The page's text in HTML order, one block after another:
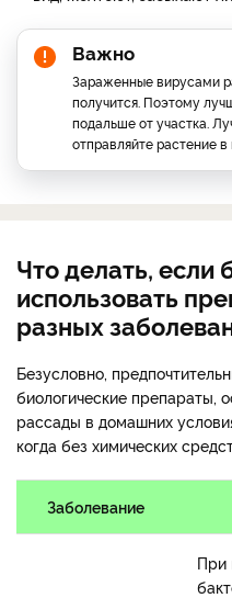
Важно
Зараженные вирусами
получится. Поэтому
подальше от участка.
отправляйте растение
Что делать, если
использовать
разных
Безусловно,
биологические препараты,
рассады в домашних
когда без химических
Заболевание
При